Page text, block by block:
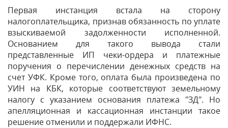
Первая инстанция встала на сторону
налогоплательщика, признав обязанность по уплате
взыскиваемой задолженности исполненной.
Основанием для такого вывода стали
представленные ИП чеки-ордера и платежные
поручения о перечислении денежных средств на
счет УФК. Кроме того, оплата была произведена по
УИН на КБК, которые соответствуют земельному
налогу с указанием основания платежа "ЗД". Но
апелляционная и кассационная инстанции такое
решение отменили и поддержали ИФНС.